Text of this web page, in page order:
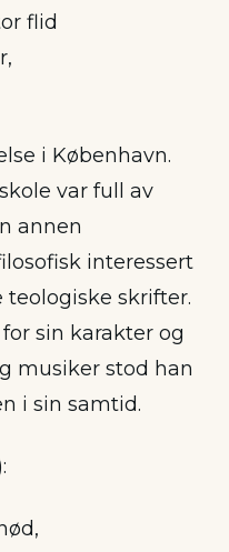
flid
i København.
var full av
annen
interessert
skrifter.
sin karakter og
musiker stod han
i sin samtid.